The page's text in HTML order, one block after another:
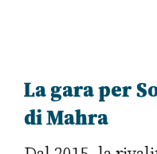
La gara per
di Mahra